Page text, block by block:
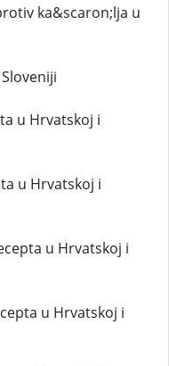
ka&scaron;lja u
u Hrvatskoj i
u Hrvatskoj i
u Hrvatskoj i
u Hrvatskoj i